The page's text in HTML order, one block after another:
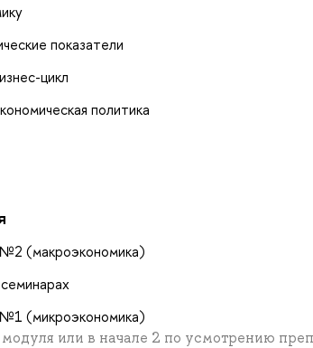
показатели
цикл
политика
(макроэкономика)
(микроэкономика)
или в начале 2 по усмотрению